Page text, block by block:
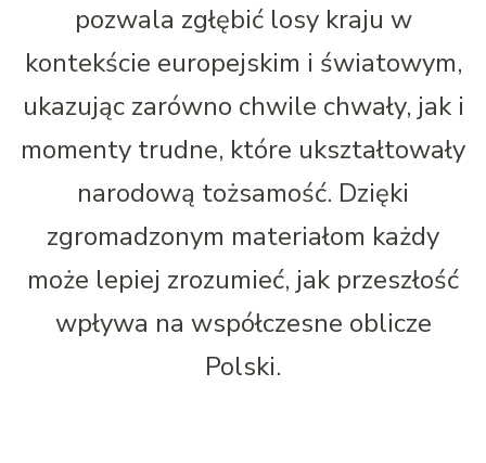
pozwala zgłębić losy kraju w
kontekście europejskim i światowym,
ukazując zarówno chwile chwały, jak i
momenty trudne, które ukształtowały
narodową tożsamość. Dzięki
zgromadzonym materiałom każdy
może lepiej zrozumieć, jak przeszłość
wpływa na współczesne oblicze
Polski.